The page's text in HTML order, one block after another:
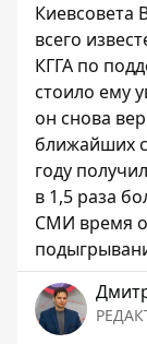
Киевсовета
всего
КГГА по
стоило ему
он снова
ближайших
году
в 1,5 раза
СМИ время